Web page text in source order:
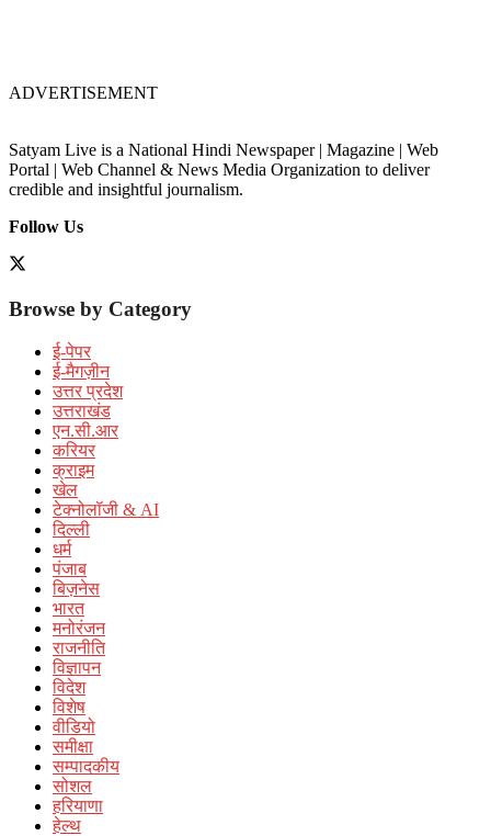
ADVERTISEMENT
Satyam Live is a National Hindi Newspaper | Magazine | Web
Portal | Web Channel & News Media Organization to deliver
credible and insightful journalism.
Follow Us
Browse by Category
ई-पेपर
ई-मैगज़ीन
उत्तर प्रदेश
उत्तराखंड
एन.सी.आर
करियर
क्राइम
खेल
टेक्नोलॉजी & AI
दिल्ली
धर्म
पंजाब
बिज़नेस
भारत
मनोरंजन
राजनीति
विज्ञापन
विदेश
विशेष
वीडियो
समीक्षा
सम्पादकीय
सोशल
हरियाणा
हेल्थ